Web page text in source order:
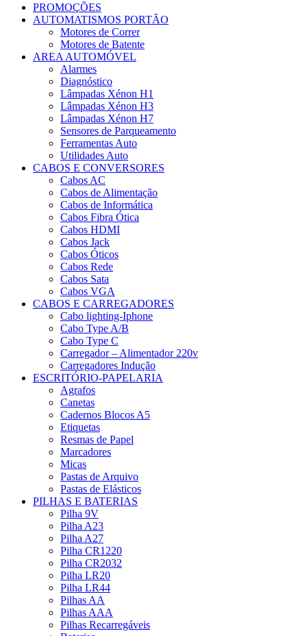
PROMOÇÕES
AUTOMATISMOS PORTÃO
Motores de Correr
Motores de Batente
AREA AUTOMÓVEL
Alarmes
Diagnóstico
Lâmpadas Xénon H1
Lâmpadas Xénon H3
Lâmpadas Xénon H7
Sensores de Parqueamento
Ferramentas Auto
Utilidades Auto
CABOS E CONVERSORES
Cabos AC
Cabos de Alimentação
Cabos de Informática
Cabos Fibra Ótica
Cabos HDMI
Cabos Jack
Cabos Óticos
Cabos Rede
Cabos Sata
Cabos VGA
CABOS E CARREGADORES
Cabo lighting-Iphone
Cabo Type A/B
Cabo Type C
Carregador – Alimentador 220v
Carregadores Indução
ESCRITÓRIO-PAPELARIA
Agrafos
Canetas
Cadernos Blocos A5
Etiquetas
Resmas de Papel
Marcadores
Micas
Pastas de Arquivo
Pastas de Elásticos
PILHAS E BATERIAS
Pilha 9V
Pilha A23
Pilha A27
Pilha CR1220
Pilha CR2032
Pilha LR20
Pilha LR44
Pilhas AA
Pilhas AAA
Pilhas Recarregáveis